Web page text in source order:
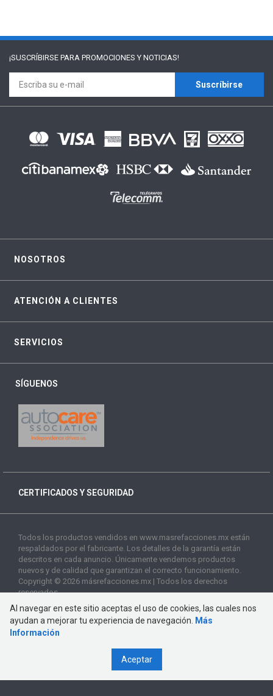
¡SUSCRÍBIRSE PARA PROMOCIONES Y NOTICIAS!
Suscríbirse
NOSOTROS
ATENCIÓN A CLIENTES
SERVICIOS
SÍGUENOS
CERTIFICADOS Y SEGURIDAD
Todos los productos vendidos en www.masrefacciones.mx están
respaldados por el fabricante. Los detalles de la garantía están
descritos en cada anuncio. Únicamente vendemos productos
nuevos y de calidad que garantizan el correcto funcionamiento.
Copyright © 2026 másrefacciones.mx | Todos los derechos
reservados
Al navegar en este sitio aceptas el uso de cookies, las cuales nos
ayudan a mejorar tu experiencia de navegación.
Más
Información
Aceptar